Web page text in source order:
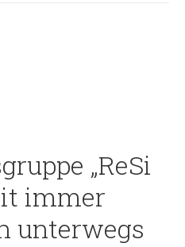
„ReSi
immer
unterwegs